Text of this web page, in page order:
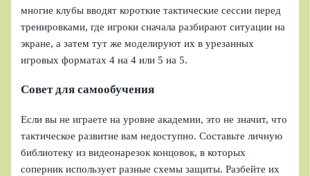
многие клубы вводят короткие тактические сессии перед
тренировками, где игроки сначала разбирают ситуации на
экране, а затем тут же моделируют их в урезанных
игровых форматах 4 на 4 или 5 на 5.
Совет для самообучения
Если вы не играете на уровне академии, это не значит, что
тактическое развитие вам недоступно. Составьте личную
библиотеку из видеонарезок концовок, в которых
соперник использует разные схемы защиты. Разбейте их